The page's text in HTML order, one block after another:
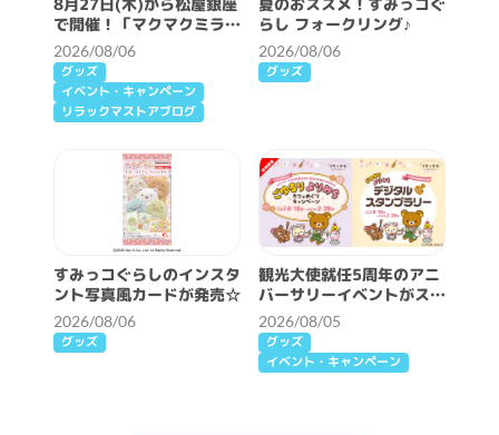
で開催！「マクマクミラク
ルワンダーランド」詳細情
報♪
2026/08/06
グッズ
イベント・キャンペーン
リラックマストアブログ
らし フォークリング♪
2026/08/06
グッズ
すみっコぐらしのインスタ
ント写真風カードが発売☆
2026/08/06
グッズ
観光大使就任5周年のアニ
バーサリーイベントがスタ
ート♪
2026/08/05
グッズ
イベント・キャンペーン